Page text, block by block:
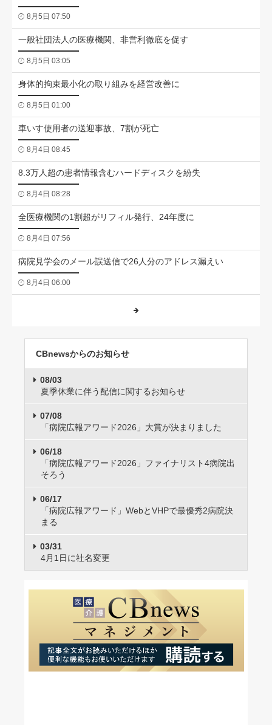
8月5日 07:50
一般社団法人の医療機関、非営利徹底を促す
8月5日 03:05
身体的拘束最小化の取り組みを経営改善に
8月5日 01:00
車いす使用者の送迎事故、7割が死亡
8月4日 08:45
8.3万人超の患者情報含むハードディスクを紛失
8月4日 08:28
全医療機関の1割超がリフィル発行、24年度に
8月4日 07:56
病院見学会のメール誤送信で26人分のアドレス漏えい
8月4日 06:00
CBnewsからのお知らせ
08/03
夏季休業に伴う配信に関するお知らせ
07/08
「病院広報アワード2026」大賞が決まりました
06/18
「病院広報アワード2026」ファイナリスト4病院出
そろう
06/17
「病院広報アワード」WebとVHPで最優秀2病院決
まる
03/31
4月1日に社名変更